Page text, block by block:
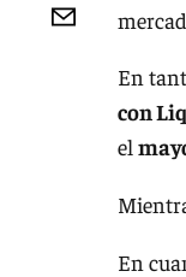
En
con
el
En